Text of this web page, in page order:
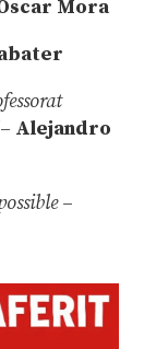
Mora
– Alejandro
–